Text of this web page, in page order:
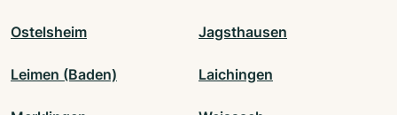
Ostelsheim Jagsthausen
Leimen (Baden) Laichingen